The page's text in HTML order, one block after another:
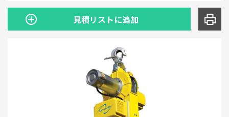
見積リストに追加